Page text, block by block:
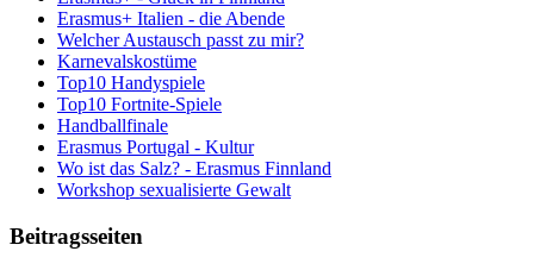
Erasmus+ Italien - die Abende
Welcher Austausch passt zu mir?
Karnevalskostüme
Top10 Handyspiele
Top10 Fortnite-Spiele
Handballfinale
Erasmus Portugal - Kultur
Wo ist das Salz? - Erasmus Finnland
Workshop sexualisierte Gewalt
Beitragsseiten